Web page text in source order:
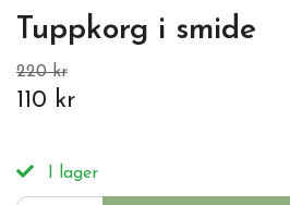
Tuppkorg i smide
220 kr
110 kr
I lager